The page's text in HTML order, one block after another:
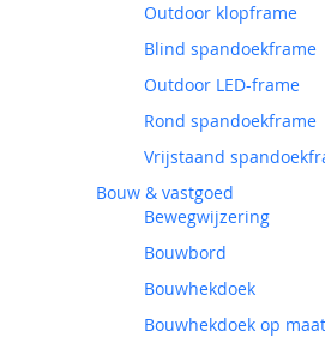
Outdoor klopframe
Blind spandoekframe
Outdoor LED-frame
Rond spandoekframe
Vrijstaand
Bouw & vastgoed
Bewegwijzering
Bouwbord
Bouwhekdoek
Bouwhekdoek op maat